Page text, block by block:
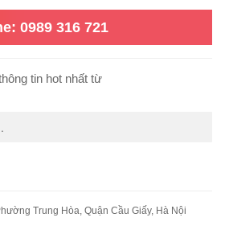
0989 316 721
tin hot nhất từ
Trung Hòa, Quận Cầu Giấy, Hà Nội